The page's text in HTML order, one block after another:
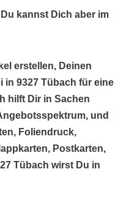
kannst Dich aber im
erstellen, Deinen
in 9327 Tübach für eine
hilft Dir in Sachen
und
Foliendruck,
Postkarten,
Tübach wirst Du in